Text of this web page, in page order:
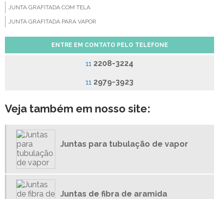
JUNTA GRAFITADA COM TELA
JUNTA GRAFITADA PARA VAPOR
JUNTA SERRILHADA
JUNTAS DE PAPELÃO GRAFITADO
JUNTAS DE VEDAÇÃO BORRACHA
JUNTAS DE VEDAÇÃO EM COBRE
JUNTAS DE VEDAÇÃO PTFE
JUNTAS EM TEFLON
ENTRE EM CONTATO PELO TELEFONE
11 2208-3224
11 2979-3923
Veja também em nosso site:
Juntas para tubulação de vapor
Juntas de fibra de aramida